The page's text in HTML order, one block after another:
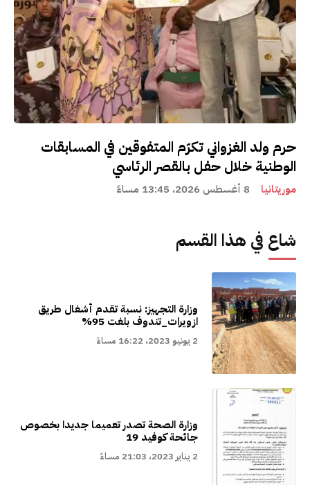
حرم ولد الغزواني تكرّم المتفوقين في المسابقات
الوطنية خلال حفل بالقصر الرئاسي
موريتانيا 8 أغسطس 2026، 13:45 مساءً
شاع في هذا القسم
وزارة التجهيز: نسبة تقدم أشغال طريق
ازويرات_تندوف بلغت 95%
2 يونيو 2023، 16:22 مساءً
وزارة الصحة تصدر تعميما جديدا بخصوص
جائحة كوفيد 19
2 يناير 2023، 21:03 مساءً